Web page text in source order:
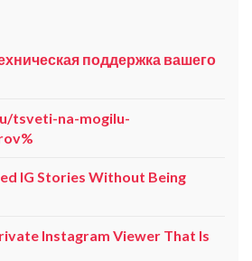
поддержка вашего
tsveti-na-mogilu-
IG Stories Without Being
Instagram Viewer That Is